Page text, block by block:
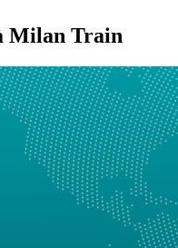
Milan Train